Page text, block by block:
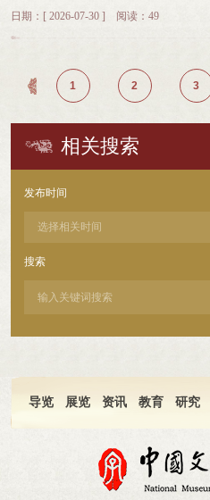
日期：[ 2026-07-30 ] 阅读：49
1 2 3
相关搜索
发布时间
搜索
导览 展览 资讯 教育 研究